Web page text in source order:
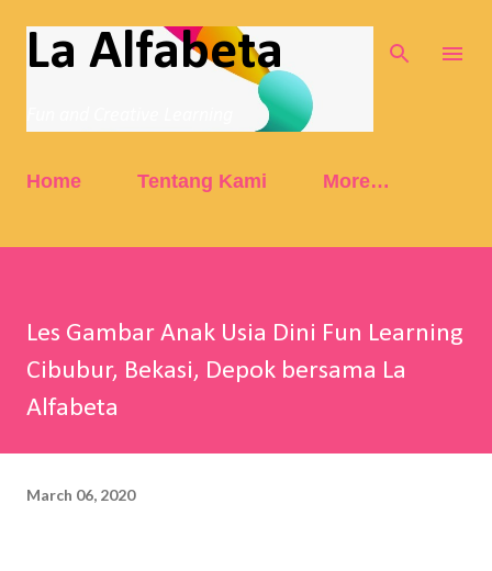
Skip to main content
La Alfabeta
Home Tentang Kami More…
Les Gambar Anak Usia Dini Fun Learning
Cibubur, Bekasi, Depok bersama La
Alfabeta
March 06, 2020